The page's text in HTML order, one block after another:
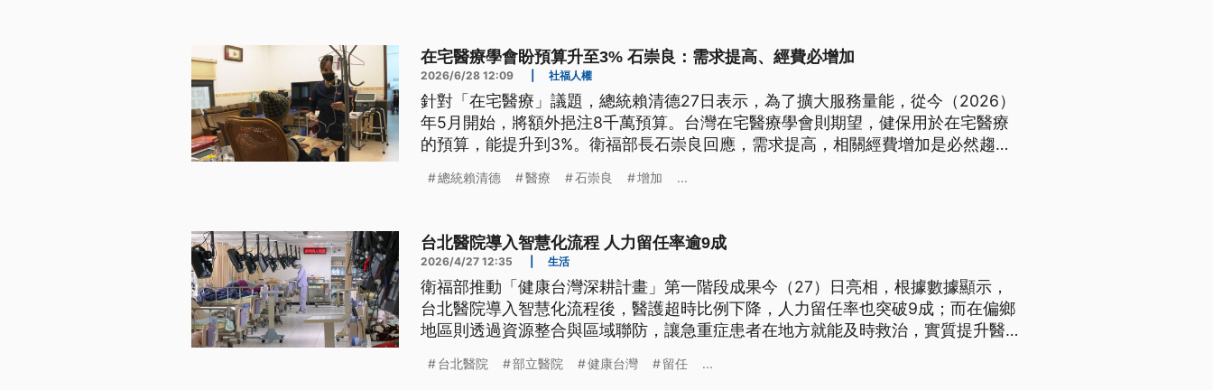
在宅醫療學會盼預算升至3% 石崇良：需求提高、經費必增加
2026/6/28 12:09 社福人權
針對「在宅醫療」議題，總統賴清德27日表示，為了擴大服務量能，從今（2026）
年5月開始，將額外挹注8千萬預算。台灣在宅醫療學會則期望，健保用於在宅醫療
的預算，能提升到3%。衛福部長石崇良回應，需求提高，相關經費增加是必然趨
等，不排除納入在宅醫療急性照護範圍。
總統賴清德 醫療 石崇良 增加 ...
台北醫院導入智慧化流程 人力留任率逾9成
2026/4/27 12:35 生活
衛福部推動「健康台灣深耕計畫」第一階段成果今（27）日亮相，根據數據顯示，
台北醫院導入智慧化流程後，醫護超時比例下降，人力留任率也突破9成；而在偏鄉
地區則透過資源整合與區域聯防，讓急重症患者在地方就能及時救治，實質提升醫療
台北醫院 部立醫院 健康台灣 留任 ...